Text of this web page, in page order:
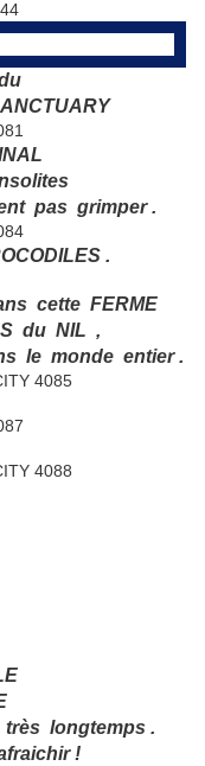
pas grimper .
.
cette FERME
du NIL ,
le monde entier .
longtemps .
!